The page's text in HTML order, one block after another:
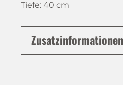
Tiefe: 40 cm
Zusatzinformationen